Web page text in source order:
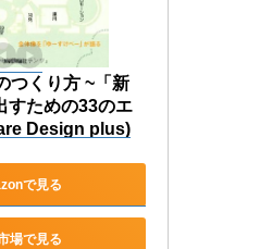
つくり方 ~「新
すための33のエ
Design plus)
で見る
場で見る